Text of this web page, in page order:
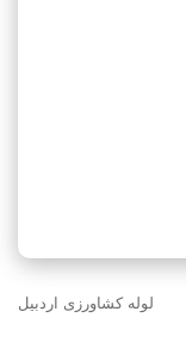
لوله کشاورزی اردبیل